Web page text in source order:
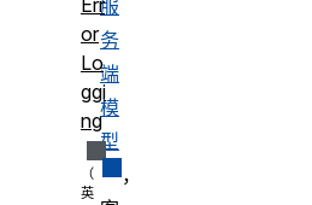
服
务
端
模
型
，
or
Lo
ggi
ng